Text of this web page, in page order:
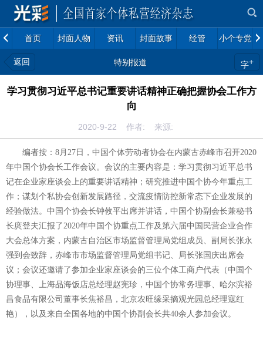
首页 封面人物 资讯 封面故事 经管 小个专党建
返回 特别报道 字+
学习贯彻习近平总书记重要讲话精神正确把握协会工作方
向
2020-9-22 作者: 来源:
编者按：8月27日，中国个体劳动者协会在内蒙古赤峰市召开2020
年中国个协会长工作会议。会议的主要内容是：学习贯彻习近平总书
记在企业家座谈会上的重要讲话精神；研究推进中国个协今年重点工
作；谋划个私协会创新发展路径，交流疫情防控新常态下企业发展的
经验做法。中国个协会长钟攸平出席并讲话，中国个协副会长兼秘书
长庹登夫汇报了2020年中国个协重点工作及第六届中国民营企业合作
大会总体方案，内蒙古自治区市场监督管理局党组成员、副局长张永
强到会致辞，赤峰市市场监督管理局党组书记、局长张国庆出席会
议；会议还邀请了参加企业家座谈会的三位个体工商户代表（中国个
协理事、上海品海饭店总经理赵宪珍，中国个协常务理事、哈尔滨裕
昌食品有限公司董事长焦裕昌，北京农旺缘采摘观光园总经理寇红
艳），以及来自全国各地的中国个协副会长共40余人参加会议。